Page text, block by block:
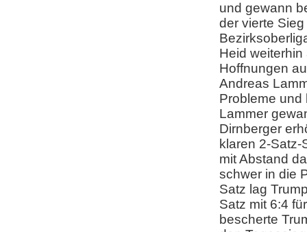
und gewann
der vierte
Heid
Hoffnungen
Andreas
Probleme und
Lammer
Dirnberger
klaren 2-Satz-
mit Abstand
schwer in die
Satz lag
Satz mit 6:4
bescherte